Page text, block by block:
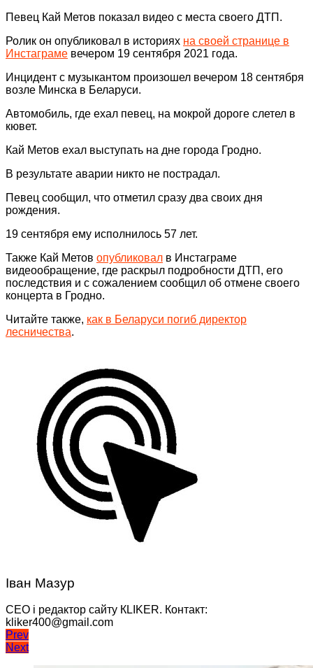
Певец Кай Метов показал видео с места своего ДТП.
Ролик он опубликовал в историях на своей странице в
Инстаграме вечером 19 сентября 2021 года.
Инцидент с музыкантом произошел вечером 18 сентября
возле Минска в Беларуси.
Автомобиль, где ехал певец, на мокрой дороге слетел в
кювет.
Кай Метов ехал выступать на дне города Гродно.
В результате аварии никто не пострадал.
Певец сообщил, что отметил сразу два своих дня
рождения.
19 сентября ему исполнилось 57 лет.
Также Кай Метов опубликовал в Инстаграме
видеообращение, где раскрыл подробности ДТП, его
последствия и с сожалением сообщил об отмене своего
концерта в Гродно.
Читайте также, как в Беларуси погиб директор
лесничества.
Іван Мазур
CEO і редактор сайту КLIKER. Контакт:
kliker400@gmail.com
Навігація
записів
Prev
Next